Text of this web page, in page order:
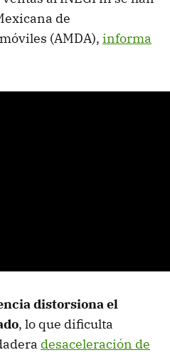
de
(AMDA), informa
distorsiona el
, lo que dificulta
desaceleración de